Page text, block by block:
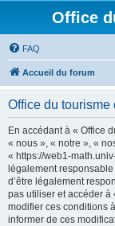
Office
FAQ
Accueil du forum
Office du tourisme
En accédant à « Office
« nous », « notre », «
« https://web1-
légalement
d’être légalement
pas utiliser et accéder à
modifier ces conditions
informer de ces